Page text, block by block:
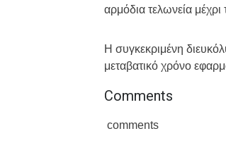
αρμόδια τελωνεία μέχρι
Η συγκεκριμένη
μεταβατικό χρόνο
Comments
comments